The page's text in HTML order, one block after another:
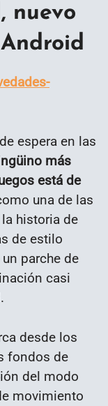
nuevo
espera en las
más
está de
una de las
historia de
de estilo
parche de
casi
desde los
fondos de
del modo
movimiento